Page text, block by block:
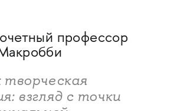
профессор
взгляд с точки